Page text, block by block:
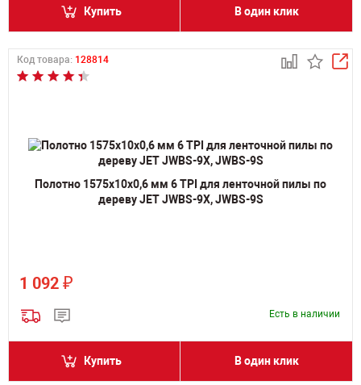
Купить В один клик
Код товара: 128814
Полотно 1575х10х0,6 мм 6 TPI для ленточной пилы по
дереву JET JWBS-9X, JWBS-9S
1 092 ₽
Есть в наличии
Купить В один клик